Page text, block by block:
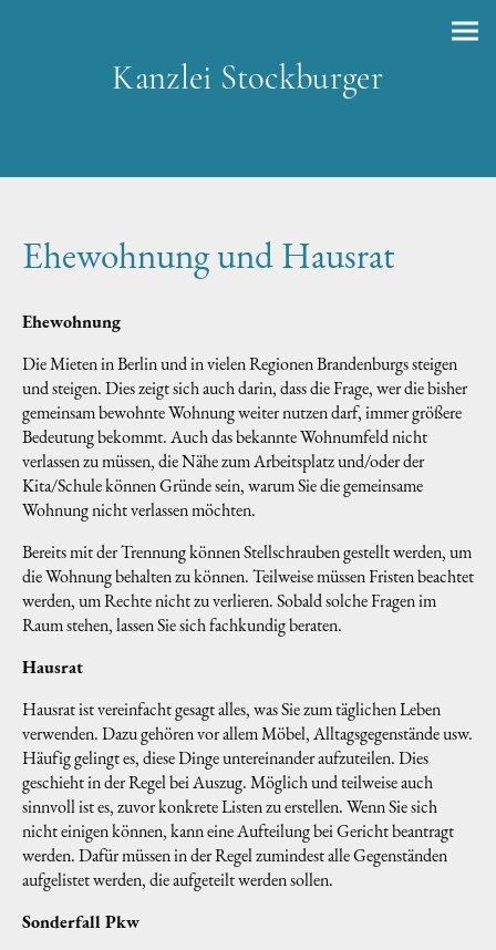
Kanzlei Stockburger
Ehewohnung und Hausrat
Ehewohnung
Die Mieten in Berlin und in vielen Regionen Brandenburgs steigen
und steigen. Dies zeigt sich auch darin, dass die Frage, wer die bisher
gemeinsam bewohnte Wohnung weiter nutzen darf, immer größere
Bedeutung bekommt. Auch das bekannte Wohnumfeld nicht
verlassen zu müssen, die Nähe zum Arbeitsplatz und/oder der
Kita/Schule können Gründe sein, warum Sie die gemeinsame
Wohnung nicht verlassen möchten.
Bereits mit der Trennung können Stellschrauben gestellt werden, um
die Wohnung behalten zu können. Teilweise müssen Fristen beachtet
werden, um Rechte nicht zu verlieren. Sobald solche Fragen im
Raum stehen, lassen Sie sich fachkundig beraten.
Hausrat
Hausrat ist vereinfacht gesagt alles, was Sie zum täglichen Leben
verwenden. Dazu gehören vor allem Möbel, Alltagsgegenstände usw.
Häufig gelingt es, diese Dinge untereinander aufzuteilen. Dies
geschieht in der Regel bei Auszug. Möglich und teilweise auch
sinnvoll ist es, zuvor konkrete Listen zu erstellen. Wenn Sie sich
nicht einigen können, kann eine Aufteilung bei Gericht beantragt
werden. Dafür müssen in der Regel zumindest alle Gegenständen
aufgelistet werden, die aufgeteilt werden sollen.
Sonderfall Pkw